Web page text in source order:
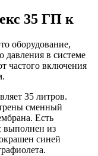
35 ГП к
оборудование,
давления в системе
частого включения
35 литров.
сменный
Есть
выполнен из
синей